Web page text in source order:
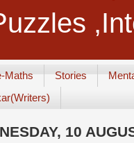
Maths Stories
10